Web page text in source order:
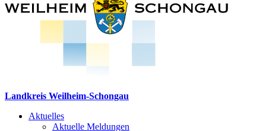
Landkreis Weilheim-Schongau
Aktuelles
Aktuelle Meldungen